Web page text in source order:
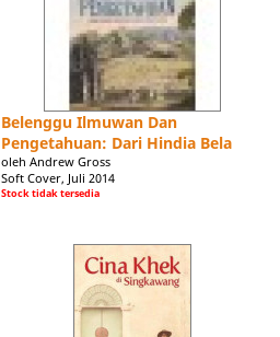
Belenggu Ilmuwan Dan
Pengetahuan: Dari Hindia Bela
oleh Andrew Gross
Soft Cover, Juli 2014
Stock tidak tersedia